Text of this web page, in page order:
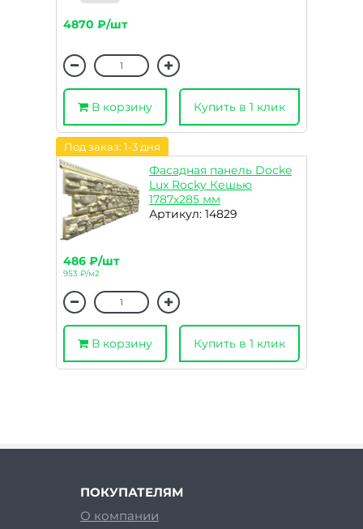
4870 ₽/шт
В корзину Купить в 1 клик
Под заказ: 1-3 дня
Фасадная панель Docke
Lux Rocky Кешью
1787х285 мм
Артикул: 14829
486 ₽/шт
953 ₽/м2
В корзину Купить в 1 клик
ПОКУПАТЕЛЯМ
О компании